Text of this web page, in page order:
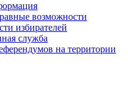
возможности
избирателей
служба
на территории